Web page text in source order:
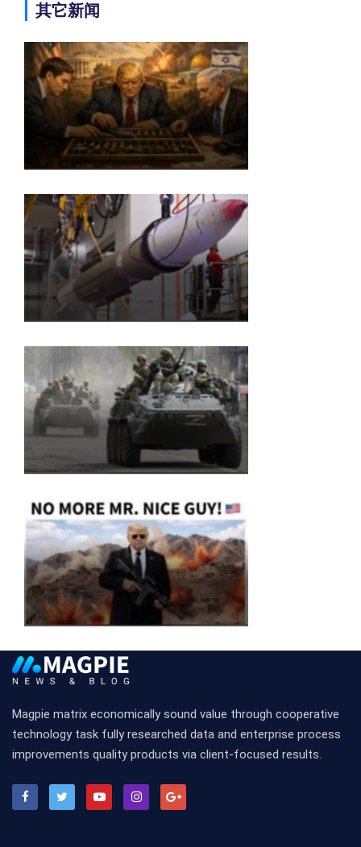
其它新闻
Magpie matrix economically sound value through cooperative
technology task fully researched data and enterprise process
improvements quality products via client-focused results.